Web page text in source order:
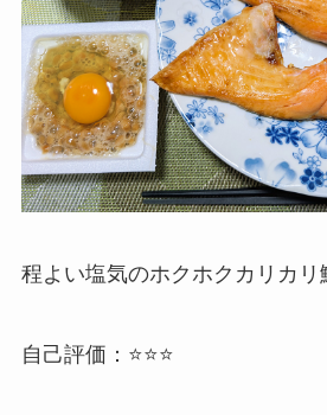
程よい塩気のホクホクカリカリ
自己評価：⭐️⭐️⭐️